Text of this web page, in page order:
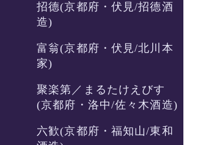
招德(京都府・伏見/招德酒
造)
富翁(京都府・伏見/北川本
家)
聚楽第／まるたけえびす
(京都府・洛中/佐々木酒造)
六歓(京都府・福知山/東和